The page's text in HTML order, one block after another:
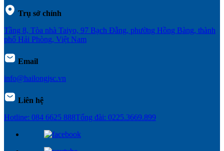
Trụ sở chính
Tầng 8, Tòa nhà Taiyo, 97 Bạch Đằng, phường Hồng Bàng, thành
phố Hải Phòng, Việt Nam
Email
info@hailongjsc.vn
Liên hệ
Hotline: 084 6625 888Tổng đài: 0225.3669.899